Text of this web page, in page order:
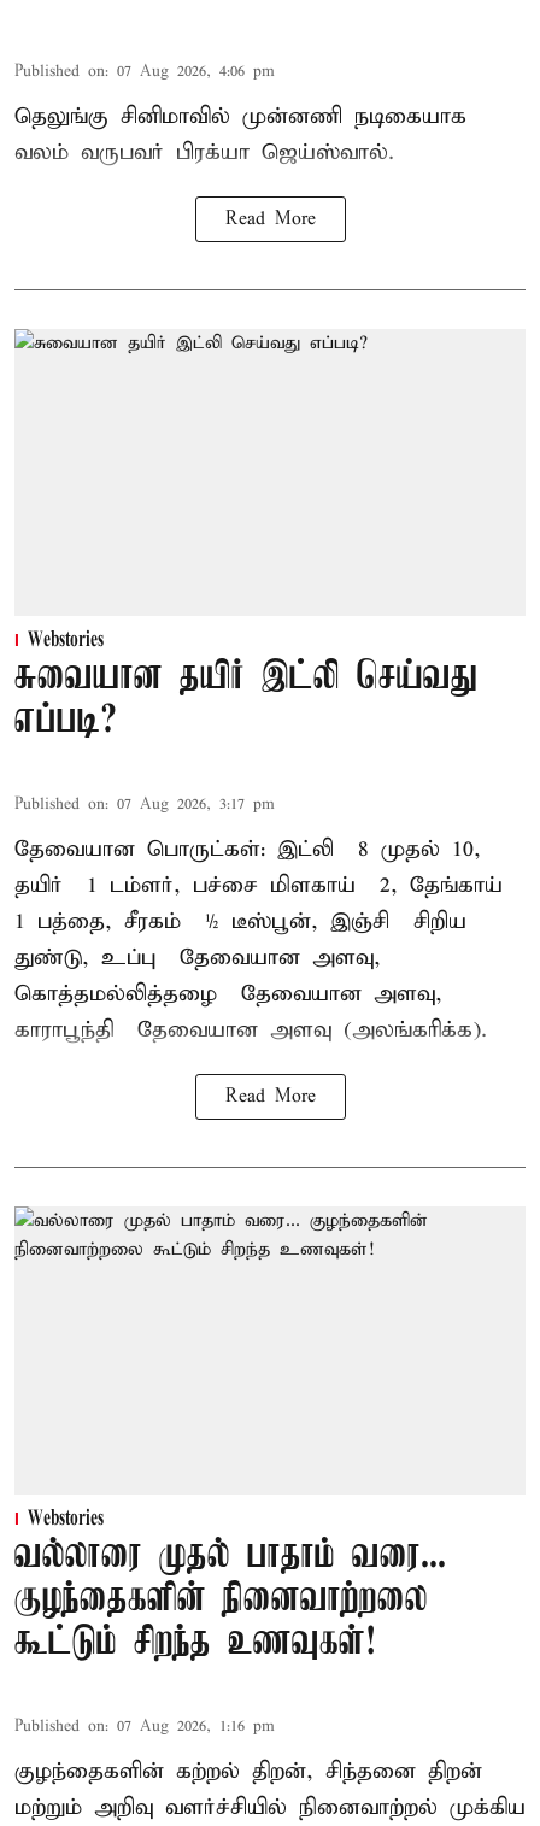
Published on: 07 Aug 2026, 4:06 pm
தெலுங்கு சினிமாவில் முன்னணி நடிகையாக
வலம் வருபவர் பிரக்யா ஜெய்ஸ்வால்.
Read More
Webstories
சுவையான தயிர் இட்லி செய்வது
எப்படி?
Published on: 07 Aug 2026, 3:17 pm
தேவையான பொருட்கள்: இட்லி – 8 முதல் 10,
தயிர் – 1 டம்ளர், பச்சை மிளகாய் – 2, தேங்காய் –
1 பத்தை, சீரகம் – ½ டீஸ்பூன், இஞ்சி – சிறிய
துண்டு, உப்பு – தேவையான அளவு,
கொத்தமல்லித்தழை – தேவையான அளவு,
காராபூந்தி – தேவையான அளவு (அலங்கரிக்க).
Read More
Webstories
வல்லாரை முதல் பாதாம் வரை...
குழந்தைகளின் நினைவாற்றலை
கூட்டும் சிறந்த உணவுகள்!
Published on: 07 Aug 2026, 1:16 pm
குழந்தைகளின் கற்றல் திறன், சிந்தனை திறன்
மற்றும் அறிவு வளர்ச்சியில் நினைவாற்றல் முக்கிய